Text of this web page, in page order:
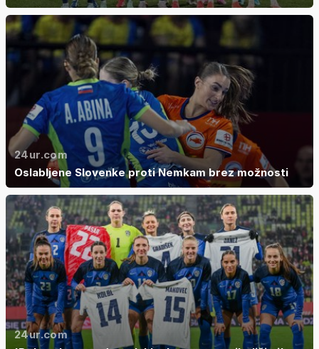
24ur.com
Oslabljene Slovenke proti Nemkam brez možnosti
24ur.com